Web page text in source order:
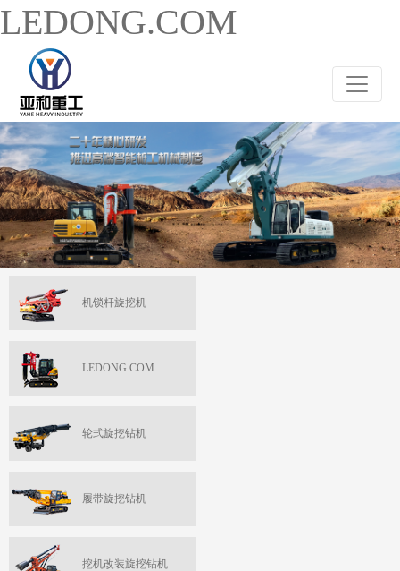
LEDONG.COM
机锁杆旋挖机
LEDONG.COM
轮式旋挖钻机
履带旋挖钻机
挖机改装旋挖钻机